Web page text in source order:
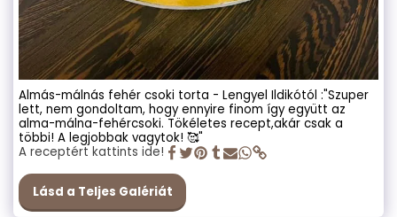
Almás-málnás fehér csoki torta - Lengyel Ildikótól :"Szuper
lett, nem gondoltam, hogy ennyire finom így együtt az
alma-málna-fehércsoki. Tökéletes recept,akár csak a
többi! A legjobbak vagytok! 🥰"
A receptért kattints ide!
Lásd a Teljes Galériát